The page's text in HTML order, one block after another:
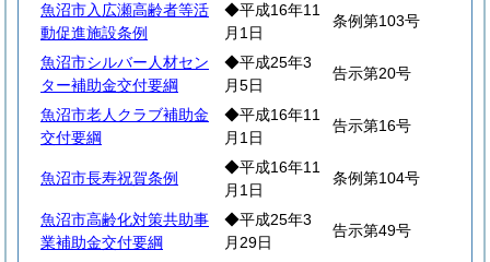
魚沼市入広瀬高齢者等活
動促進施設条例
◆平成16年11
月1日
条例第103号
魚沼市シルバー人材セン
ター補助金交付要綱
◆平成25年3
月5日
告示第20号
魚沼市老人クラブ補助金
交付要綱
◆平成16年11
月1日
告示第16号
魚沼市長寿祝賀条例
◆平成16年11
月1日
条例第104号
魚沼市高齢化対策共助事
業補助金交付要綱
◆平成25年3
月29日
告示第49号